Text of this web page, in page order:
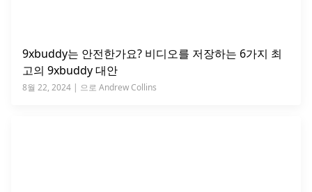
9xbuddy는 안전한가요? 비디오를 저장하는 6가지 최
고의 9xbuddy 대안
8월 22, 2024 | 으로 Andrew Collins